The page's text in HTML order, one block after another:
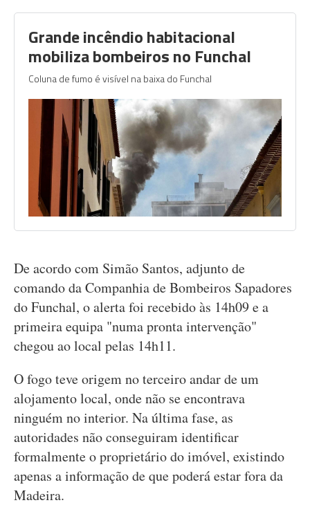
Grande incêndio habitacional
mobiliza bombeiros no Funchal
Coluna de fumo é visível na baixa do Funchal
De acordo com Simão Santos, adjunto de
comando da Companhia de Bombeiros Sapadores
do Funchal, o alerta foi recebido às 14h09 e a
primeira equipa "numa pronta intervenção"
chegou ao local pelas 14h11.
O fogo teve origem no terceiro andar de um
alojamento local, onde não se encontrava
ninguém no interior. Na última fase, as
autoridades não conseguiram identificar
formalmente o proprietário do imóvel, existindo
apenas a informação de que poderá estar fora da
Madeira.